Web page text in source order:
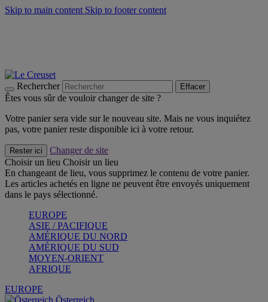
Skip to main content Skip to footer content
Rechercher Effacer
Êtes vous sûr de vouloir changer de site ?
Votre panier sera vide sur le nouveau site. Mais ne vous inquiétez
pas, votre panier reste disponible ici à votre retour.
Rester ici
Changer de site
Choisir un lieu Choisir un lieu
En changeant de lieu, vous supprimez le contenu de votre panier.
Les articles achetés en ligne ne peuvent être envoyés uniquement
dans le pays sélectionné.
EUROPE
ASIE / PACIFIQUE
AMÉRIQUE DU NORD
AMÉRIQUE DU SUD
MOYEN-ORIENT
AFRIQUE
EUROPE
Österreich